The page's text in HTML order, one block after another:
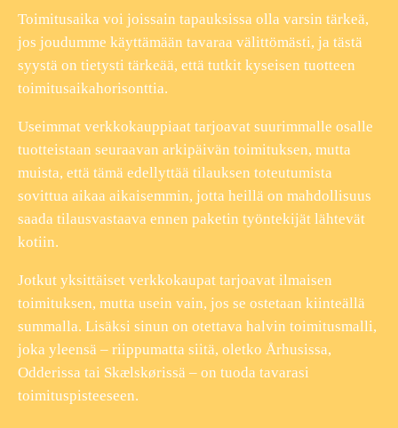
Toimitusaika voi joissain tapauksissa olla varsin tärkeä,
jos joudumme käyttämään tavaraa välittömästi, ja tästä
syystä on tietysti tärkeää, että tutkit kyseisen tuotteen
toimitusaikahorisonttia.
Useimmat verkkokauppiaat tarjoavat suurimmalle osalle
tuotteistaan seuraavan arkipäivän toimituksen, mutta
muista, että tämä edellyttää tilauksen toteutumista
sovittua aikaa aikaisemmin, jotta heillä on mahdollisuus
saada tilausvastaava ennen paketin työntekijät lähtevät
kotiin.
Jotkut yksittäiset verkkokaupat tarjoavat ilmaisen
toimituksen, mutta usein vain, jos se ostetaan kiinteällä
summalla. Lisäksi sinun on otettava halvin toimitusmalli,
joka yleensä – riippumatta siitä, oletko Århusissa,
Odderissa tai Skælskørissä – on tuoda tavarasi
toimituspisteeseen.